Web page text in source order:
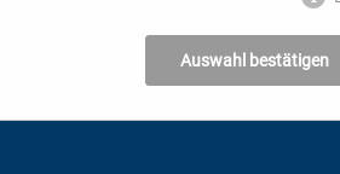
Auswahl bestätigen